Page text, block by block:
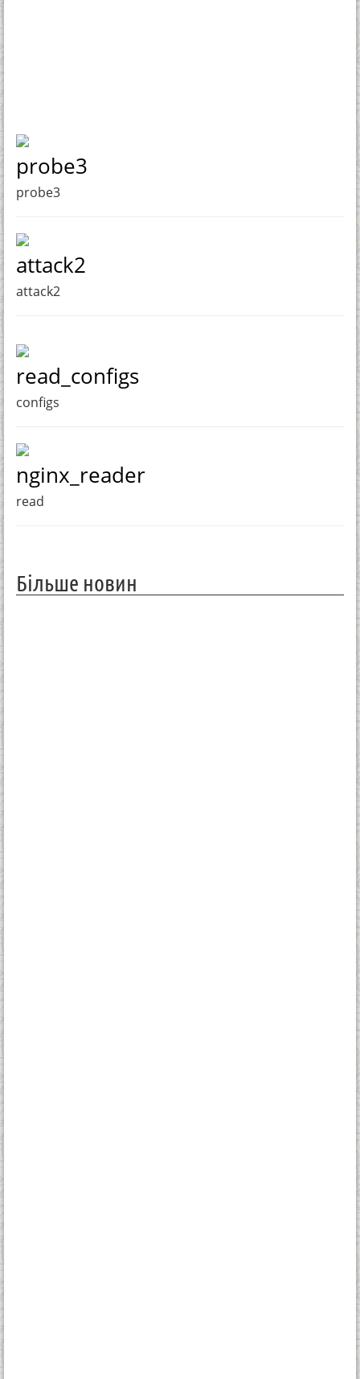
probe3
probe3
attack2
attack2
read_configs
configs
nginx_reader
read
Більше новин